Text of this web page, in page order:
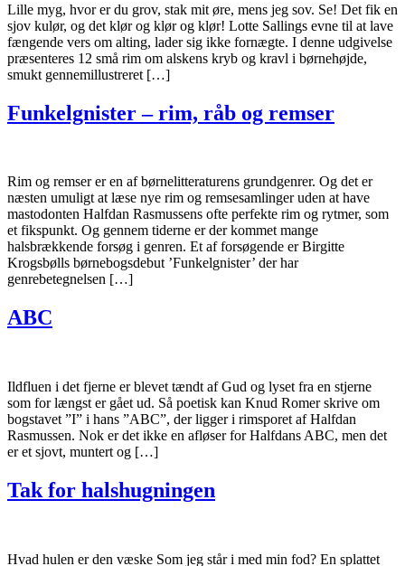
Lille myg, hvor er du grov, stak mit øre, mens jeg sov. Se! Det fik en
sjov kulør, og det klør og klør og klør! Lotte Sallings evne til at lave
fængende vers om alting, lader sig ikke fornægte. I denne udgivelse
præsenteres 12 små rim om alskens kryb og kravl i børnehøjde,
smukt gennemillustreret […]
Funkelgnister – rim, råb og remser
Rim og remser er en af børnelitteraturens grundgenrer. Og det er
næsten umuligt at læse nye rim og remsesamlinger uden at have
mastodonten Halfdan Rasmussens ofte perfekte rim og rytmer, som
et fikspunkt. Og gennem tiderne er der kommet mange
halsbrækkende forsøg i genren. Et af forsøgende er Birgitte
Krogsbølls børnebogsdebut ’Funkelgnister’ der har
genrebetegnelsen […]
ABC
Ildfluen i det fjerne er blevet tændt af Gud og lyset fra en stjerne
som for længst er gået ud. Så poetisk kan Knud Romer skrive om
bogstavet ”I” i hans ”ABC”, der ligger i rimsporet af Halfdan
Rasmussen. Nok er det ikke en afløser for Halfdans ABC, men det
er et sjovt, muntert og […]
Tak for halshugningen
Hvad hulen er den væske Som jeg står i med min fod? En splattet